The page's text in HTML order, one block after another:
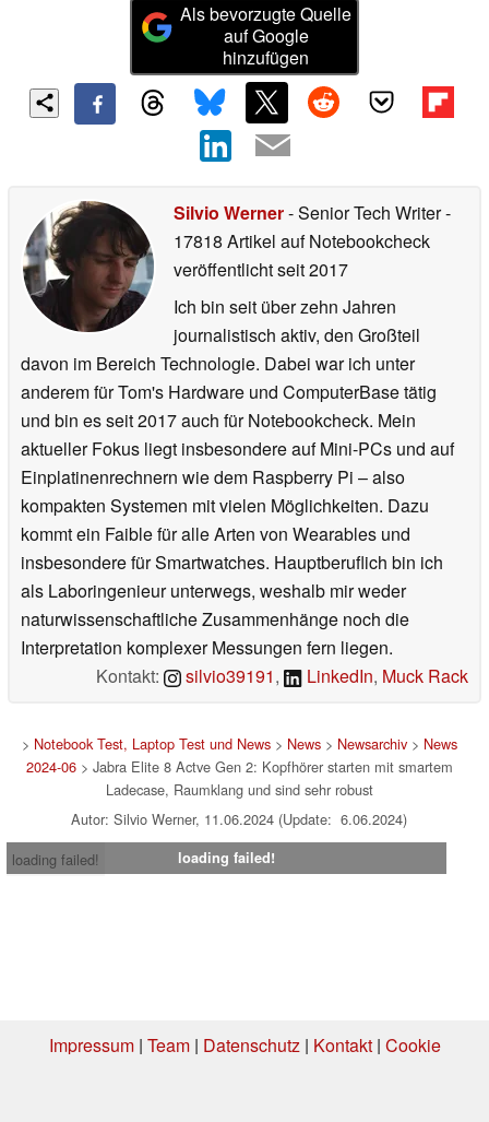
Als bevorzugte Quelle
auf Google
hinzufügen
Silvio Werner- Senior Tech Writer-
17818 Artikel auf Notebookcheck
veröffentlichtseit 2017
Ich bin seit über zehn Jahren
journalistisch aktiv, den Großteil
davon im Bereich Technologie. Dabei war ich unter
anderem für Tom's Hardware und ComputerBase tätig
und bin es seit 2017 auch für Notebookcheck. Mein
aktueller Fokus liegt insbesondere auf Mini-PCs und auf
Einplatinenrechnern wie dem Raspberry Pi – also
kompakten Systemen mit vielen Möglichkeiten. Dazu
kommt ein Faible für alle Arten von Wearables und
insbesondere für Smartwatches. Hauptberuflich bin ich
als Laboringenieur unterwegs, weshalb mir weder
naturwissenschaftliche Zusammenhänge noch die
Interpretation komplexer Messungen fern liegen.
Kontakt:
silvio39191, LinkedIn, Muck Rack
> Notebook Test, Laptop Test und News> News> Newsarchiv> News
2024-06> Jabra Elite 8 Actve Gen 2: Kopfhörer starten mit smartem
Ladecase, Raumklang und sind sehr robust
Autor: Silvio Werner, 11.06.2024 (Update: 6.06.2024)
loading failed!
loading failed!
Impressum| Team| Datenschutz| Kontakt| Cookie